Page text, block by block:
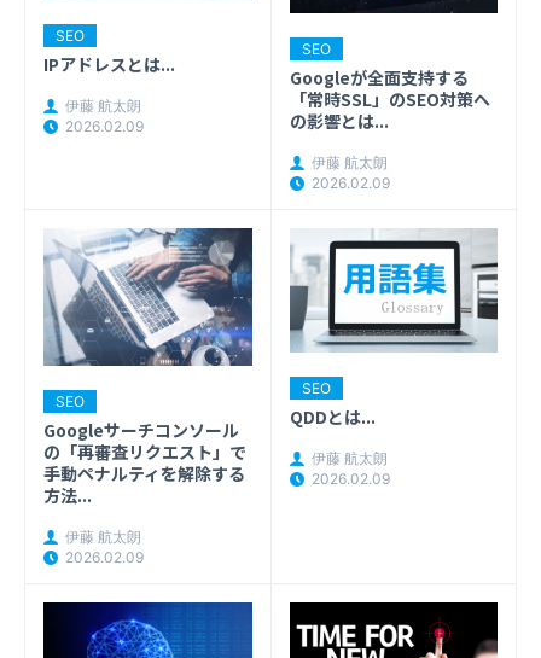
SEO
IPアドレスとは...
伊藤 航太朗
2026.02.09
SEO
Googleが全面支持する
「常時SSL」のSEO対策へ
の影響とは...
伊藤 航太朗
2026.02.09
SEO
Googleサーチコンソール
の「再審査リクエスト」で
手動ペナルティを解除する
方法...
伊藤 航太朗
2026.02.09
SEO
QDDとは...
伊藤 航太朗
2026.02.09